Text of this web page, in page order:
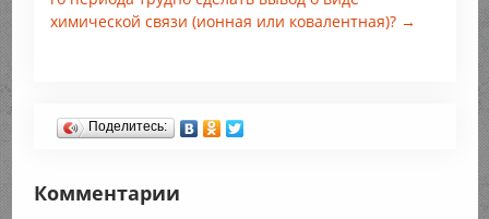
химической связи (ионная или ковалентная)? →
Поделитесь:
Комментарии